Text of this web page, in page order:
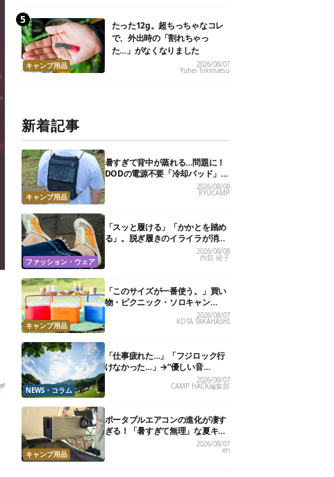
キャンプ用品
たった12g。超ちっちゃなコレ
で、外出時の「割れちゃっ
た…」がなくなりました
2026/08/07
Yuhei Tokimatsu
新着記事
キャンプ用品
暑すぎて背中が蒸れる…問題に！
DODの電源不要「冷却パッド」を
試したら、夏の移動がラクになっ
た
2026/08/08
RYUCAMP
ファッション・ウェア
「スッと履ける」「かかとを踏め
る」。脱ぎ履きのイライラが消え
る快適“スニーカーサンダル”6選
2026/08/08
内舘 綾子
キャンプ用品
「このサイズが一番使う。」買い
物・ピクニック・ソロキャン
に“ちょうどいい”小型クーラーボ
ックス13選
2026/08/07
KOTA TAKAHASHI
NEWS・コラム
「仕事疲れた…」「フジロック行
けなかった…」→“優しい音
楽”と“大きな自然”で治癒。まだ間
に合います。
2026/08/07
CAMP HACK編集部
キャンプ用品
ポータブルエアコンの進化が凄す
ぎる！「暑すぎて無理」な夏キャ
ンプを激変させる最新5選2026/08/07
eri